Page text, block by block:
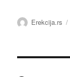
Аутор
Erekcija.rs